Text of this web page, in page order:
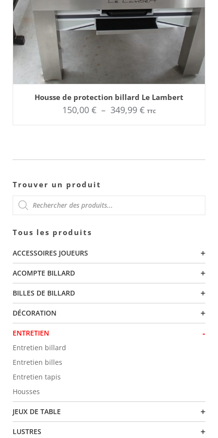
Trouver un produit
RECHERCHE
DE
PRODUITS
Tous les produits
ACCESSOIRES JOUEURS +
ACOMPTE BILLARD +
BILLES DE BILLARD +
DÉCORATION +
ENTRETIEN -
Entretien billard
Entretien billes
Entretien tapis
Housses
JEUX DE TABLE +
LUSTRES +
Ce
produit
a
plusieurs
variations.
choisies
Housse de protection billard Le Lambert
150,00 € – 349,99 €Plage
de
TTC